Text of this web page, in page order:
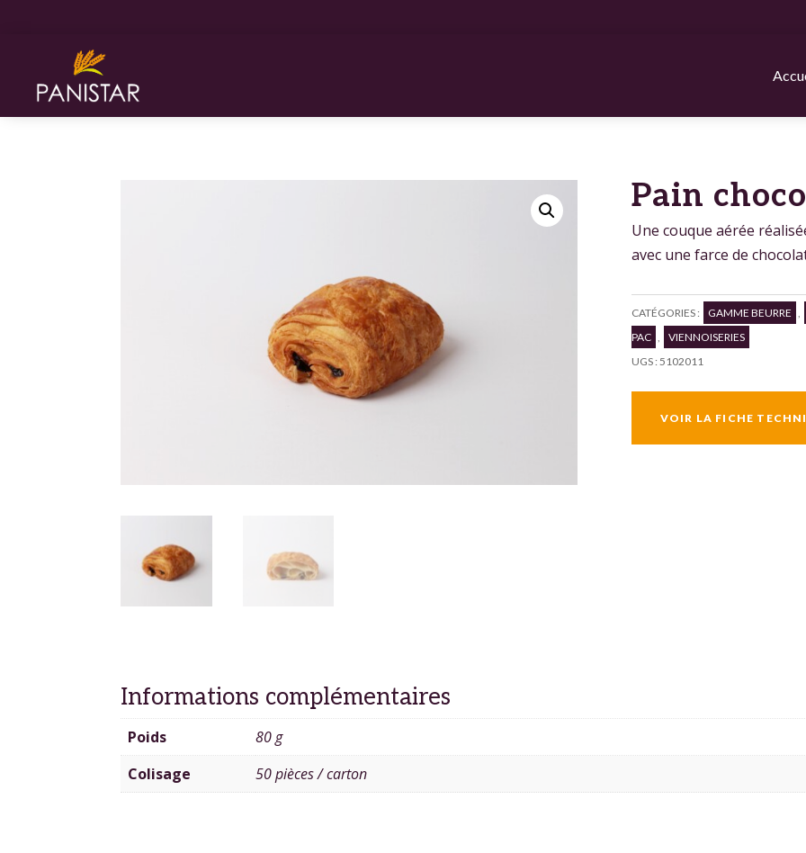
Pain
Une couque aérée
avec une farce de
VOIR LA FICHE
UGS : 5102011
CATÉGORIES : GAMME BEURRE
PAC
VIENNOISERIES
Informations complémentaires
Poids
80 g
Colisage
50 pièces / carton